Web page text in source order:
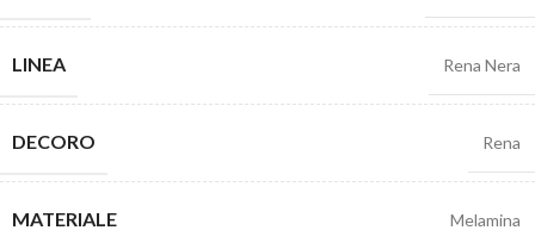
LINEA Rena Nera
DECORO Rena
MATERIALE Melamina